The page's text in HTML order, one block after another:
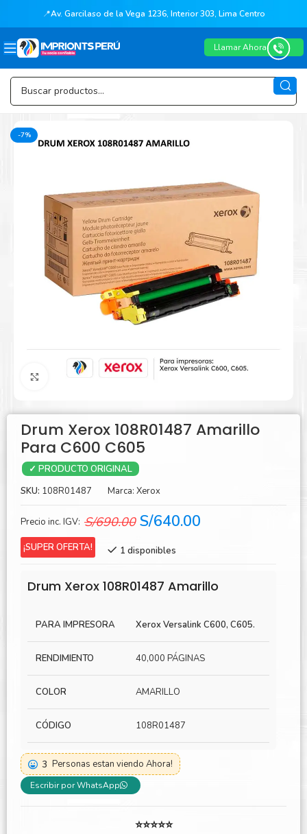
📍Av. Garcilaso de la Vega 1236, Interior 303, Lima Centro
Llamar Ahora
-7%
Agrandar
Drum Xerox 108R01487 Amarillo
Para C600 C605
✓ PRODUCTO ORIGINAL
SKU: 108R01487 Marca: Xerox
Precio inc. IGV: S/690.00 El
original
S/690.00.
S/640.00
S/640.00.
¡SUPER OFERTA! 1 disponibles
Drum Xerox 108R01487 Amarillo
PARA IMPRESORA Xerox Versalink C600, C605.
RENDIMIENTO 40,000 PÁGINAS
COLOR AMARILLO
CÓDIGO 108R01487
3 Personas estan viendo Ahora!
Escribir por WhatsApp
⭐⭐⭐⭐⭐